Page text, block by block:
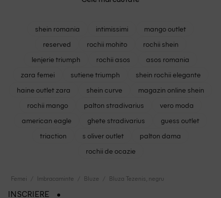
shein romania intimissimi
mango outlet
reserved
rochii mohito
rochii shein
lenjerie triumph
rochii asos
asos romania
zara femei
sutiene triumph
shein rochii elegante
haine outlet zara
shein curve
magazin online shein
rochii mango
palton stradivarius
vero moda
american eagle
ghete stradivarius
guess outlet
triaction
s oliver outlet
palton dama
rochii de ocazie
Femei Imbracaminte Bluze Bluza Tezenis, negru
INSCRIERE